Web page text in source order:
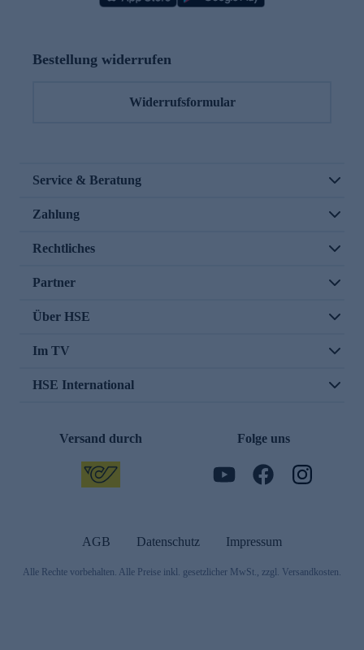
Bestellung widerrufen
Widerrufsformular
Service & Beratung
Zahlung
Rechtliches
Partner
Über HSE
Im TV
HSE International
Versand durch Folge uns
AGB Datenschutz Impressum
Alle Rechte vorbehalten. Alle Preise inkl. gesetzlicher MwSt., zzgl. Versandkosten.